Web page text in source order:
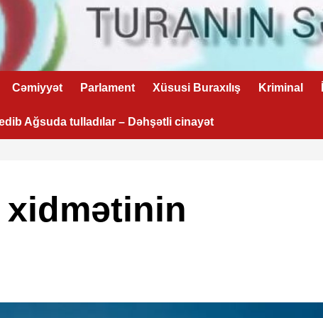
Cəmiyyət Parlament Xüsusi Buraxılış Kriminal
Ağsuda tulladılar – Dəhşətli cinayət
xidmətinin